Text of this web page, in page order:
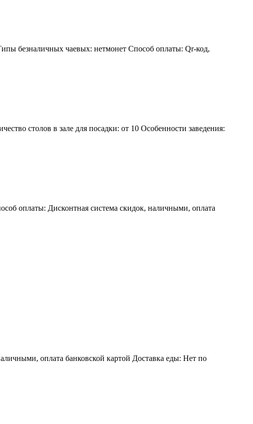
безналичных чаевых: нетмонет Способ оплаты: Qr-код,
столов в зале для посадки: от 10 Особенности заведения:
оплаты: Дисконтная система скидок, наличными, оплата
оплата банковской картой Доставка еды: Нет по